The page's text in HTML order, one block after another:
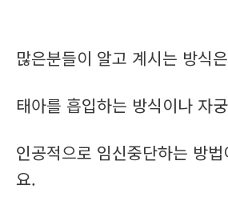
많은분들이 알고 계시는 방식은
태아를 흡입하는 방식이나 자
인공적으로 임신중단하는 방
요.